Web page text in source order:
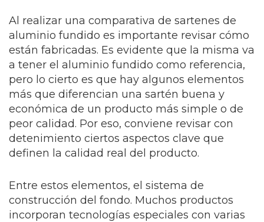
Al realizar una comparativa de sartenes de
aluminio fundido es importante revisar cómo
están fabricadas. Es evidente que la misma va
a tener el aluminio fundido como referencia,
pero lo cierto es que hay algunos elementos
más que diferencian una sartén buena y
económica de un producto más simple o de
peor calidad. Por eso, conviene revisar con
detenimiento ciertos aspectos clave que
definen la calidad real del producto.
Entre estos elementos, el sistema de
construcción del fondo. Muchos productos
incorporan tecnologías especiales con varias